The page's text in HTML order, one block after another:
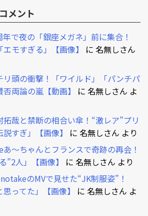
メント
で夜の「銀座メガネ」前に集合！
エモすぎる」【画像】
に 名無しさん
リ頭の衝撃！「ワイルド」「パンチパ
両論の嵐【動画】
に 名無しさん よ
哉と禁断の相合い傘！“激レア”プリ
すぎ」【画像】
に 名無しさん より
～ちゃんとフランスで奇跡の再会！
”2人」【画像】
に 名無しさん より
のMVで見せた“JK制服姿”！
思ってた」【画像】
に 名無しさん よ